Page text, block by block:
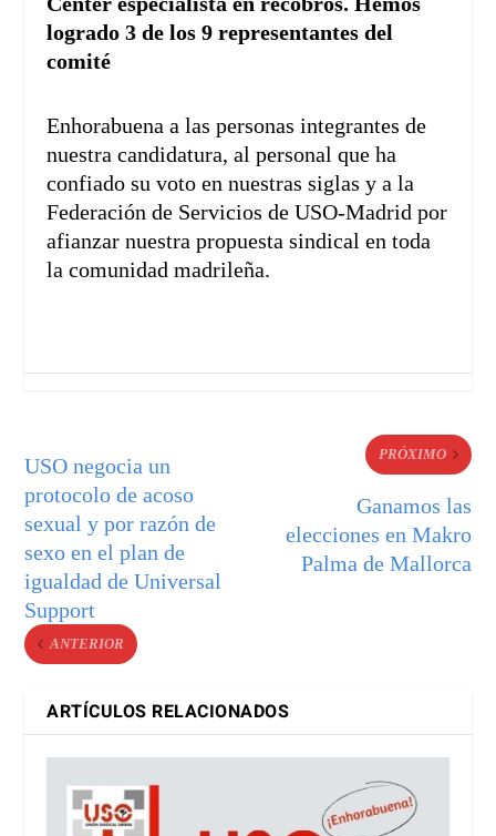
logrado 3 de los 9 representantes del
comité
Enhorabuena a las personas integrantes de
nuestra candidatura, al personal que ha
confiado su voto en nuestras siglas y a la
Federación de Servicios de USO-Madrid por
afianzar nuestra propuesta sindical en toda
la comunidad madrileña.
USO negocia un
protocolo de acoso
sexual y por razón de
sexo en el plan de
igualdad de Universal
Support
ANTERIOR
PRÓXIMO
Ganamos las
elecciones en Makro
Palma de Mallorca
ARTÍCULOS RELACIONADOS